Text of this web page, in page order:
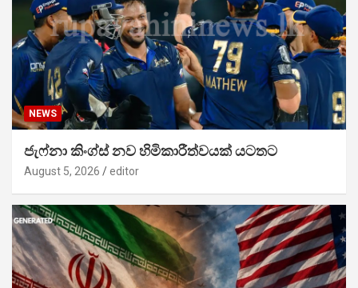
NEWS
ජැෆ්නා කිංග්ස් නව හිමිකාරීත්වයක් යටතට
August 5, 2026 editor